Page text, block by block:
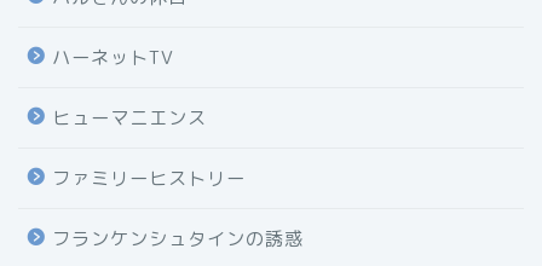
ハーネットTV
ヒューマニエンス
ファミリーヒストリー
フランケンシュタインの誘惑